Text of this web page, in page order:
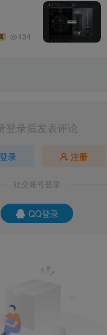
434
登录后发表评论
登录 注册
社交账号登录
QQ登录